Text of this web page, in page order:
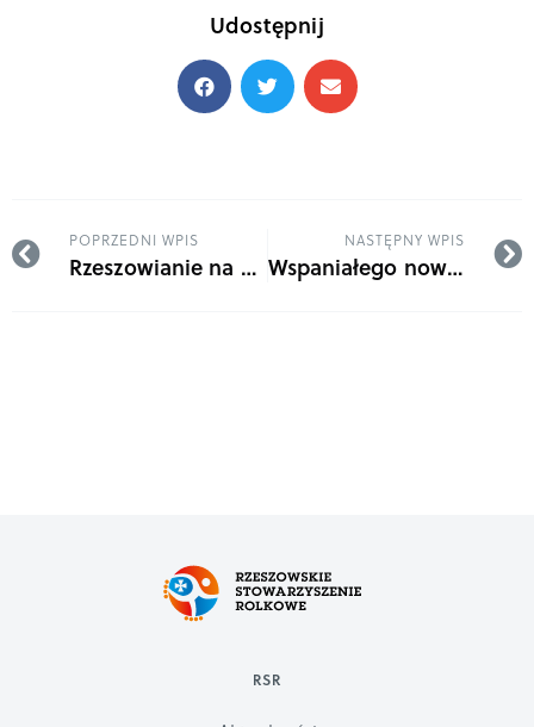
Udostępnij
POPRZEDNI WPIS
Rzeszowianie na Mistrzostwach w Japonii
NASTĘPNY WPIS
Wspaniałego nowego 2026 roku!
RSR